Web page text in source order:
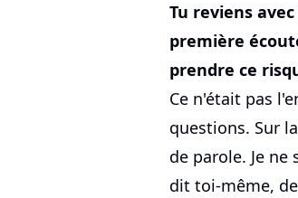
Tu reviens
première
prendre ce
Ce n'était pas
questions. Sur
de parole. Je
dit toi-même,